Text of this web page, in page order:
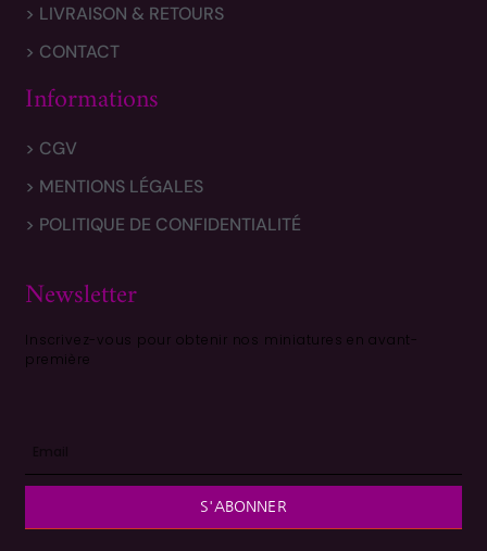
> LIVRAISON & RETOURS
> CONTACT
Informations
> CGV
> MENTIONS LÉGALES
> POLITIQUE DE CONFIDENTIALITÉ
Newsletter
Inscrivez-vous pour obtenir nos miniatures en avant-
première
S'ABONNER